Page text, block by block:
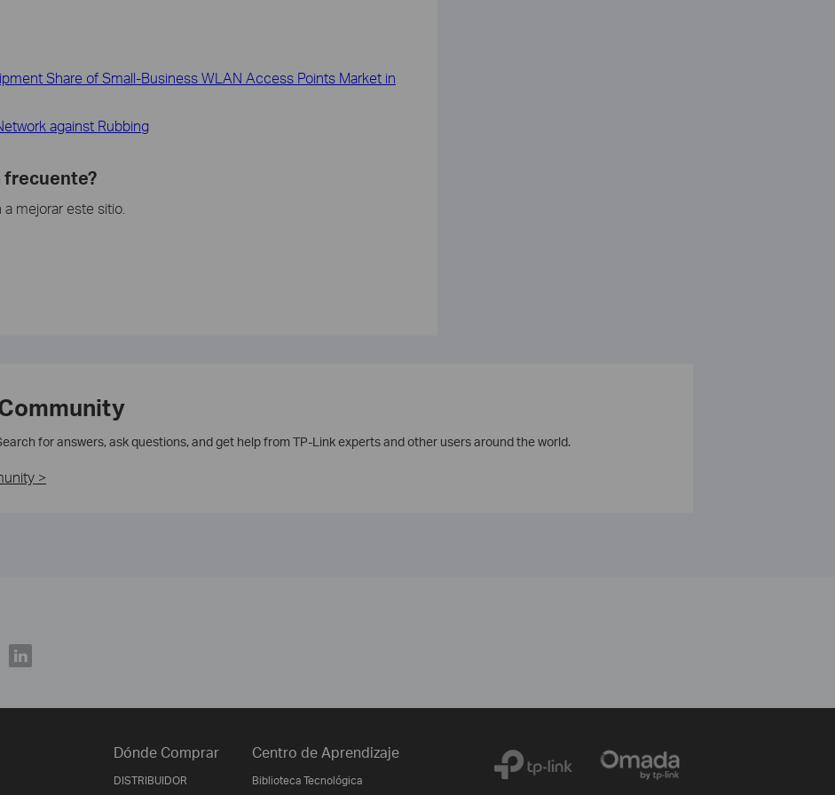
Share of Small-Business WLAN Access Points Market in
against Rubbing
frecuente?
mejorar este sitio.
for answers, ask questions, and get help from TP-Link experts and other users around the world.
>
Dónde Comprar
DISTRIBUIDOR
Centro de Aprendizaje
Biblioteca Tecnológica